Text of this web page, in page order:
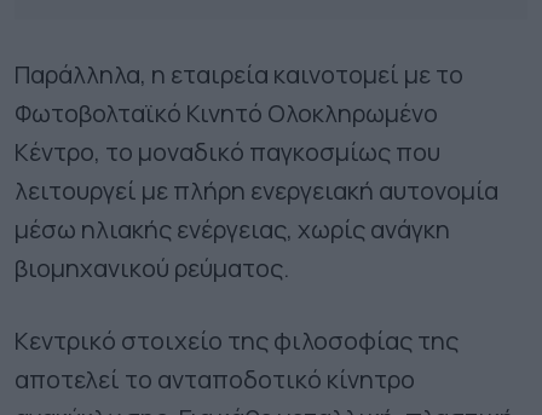
Παράλληλα, η εταιρεία καινοτομεί με το
Φωτοβολταϊκό Κινητό Ολοκληρωμένο
Κέντρο, το μοναδικό παγκοσμίως που
λειτουργεί με πλήρη ενεργειακή αυτονομία
μέσω ηλιακής ενέργειας, χωρίς ανάγκη
βιομηχανικού ρεύματος.
Κεντρικό στοιχείο της φιλοσοφίας της
αποτελεί το ανταποδοτικό κίνητρο